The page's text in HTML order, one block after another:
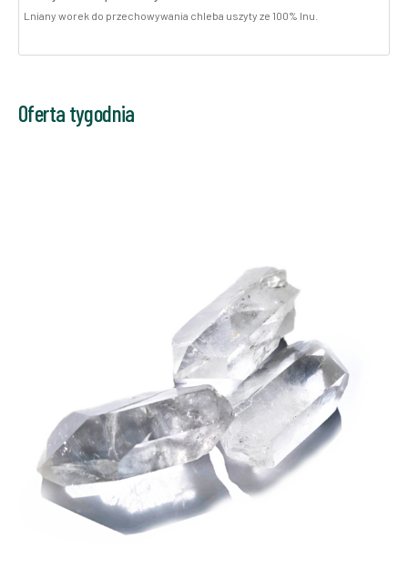
Lniany worek do przechowywania chleba uszyty ze 100% lnu.
Oferta tygodnia